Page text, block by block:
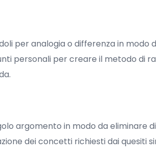
per analogia o differenza in modo
personali per creare il metodo di
argomento in modo da eliminare
dei concetti richiesti dai quesiti